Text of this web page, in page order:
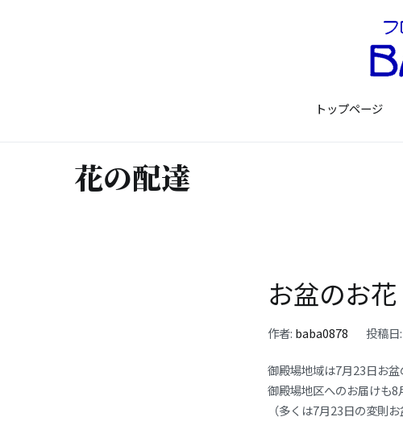
トップページ
花の配達
お盆のお花
作者: baba0878 投稿日:
御殿場地域は7月23日お
御殿場地区へのお届けも
（多くは7月23日の変則